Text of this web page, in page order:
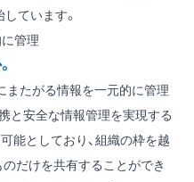
ています。
に管理
またがる情報を一元的に管理
と安全な情報管理を実現する
能としており、組織の枠を越
だけを共有することができ